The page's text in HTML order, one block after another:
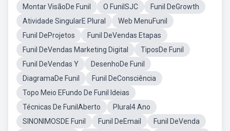
Montar VisãoDe Funil
O FunilSJC
Funil DeGrowth
Atividade SingularE Plural
Web MenuFunil
Funil DeProjetos
Funil DeVendas Etapas
Funil DeVendas Marketing Digital
TiposDe Funil
Funil DeVendas Y
DesenhoDe Funil
DiagramaDe Funil
Funil DeConsciência
Topo Meio EFundo De Funil Ideias
Técnicas De FunilAberto
Plural4 Ano
SINONIMOSDE Funil
Funil DeEmail
Funil DeVenda